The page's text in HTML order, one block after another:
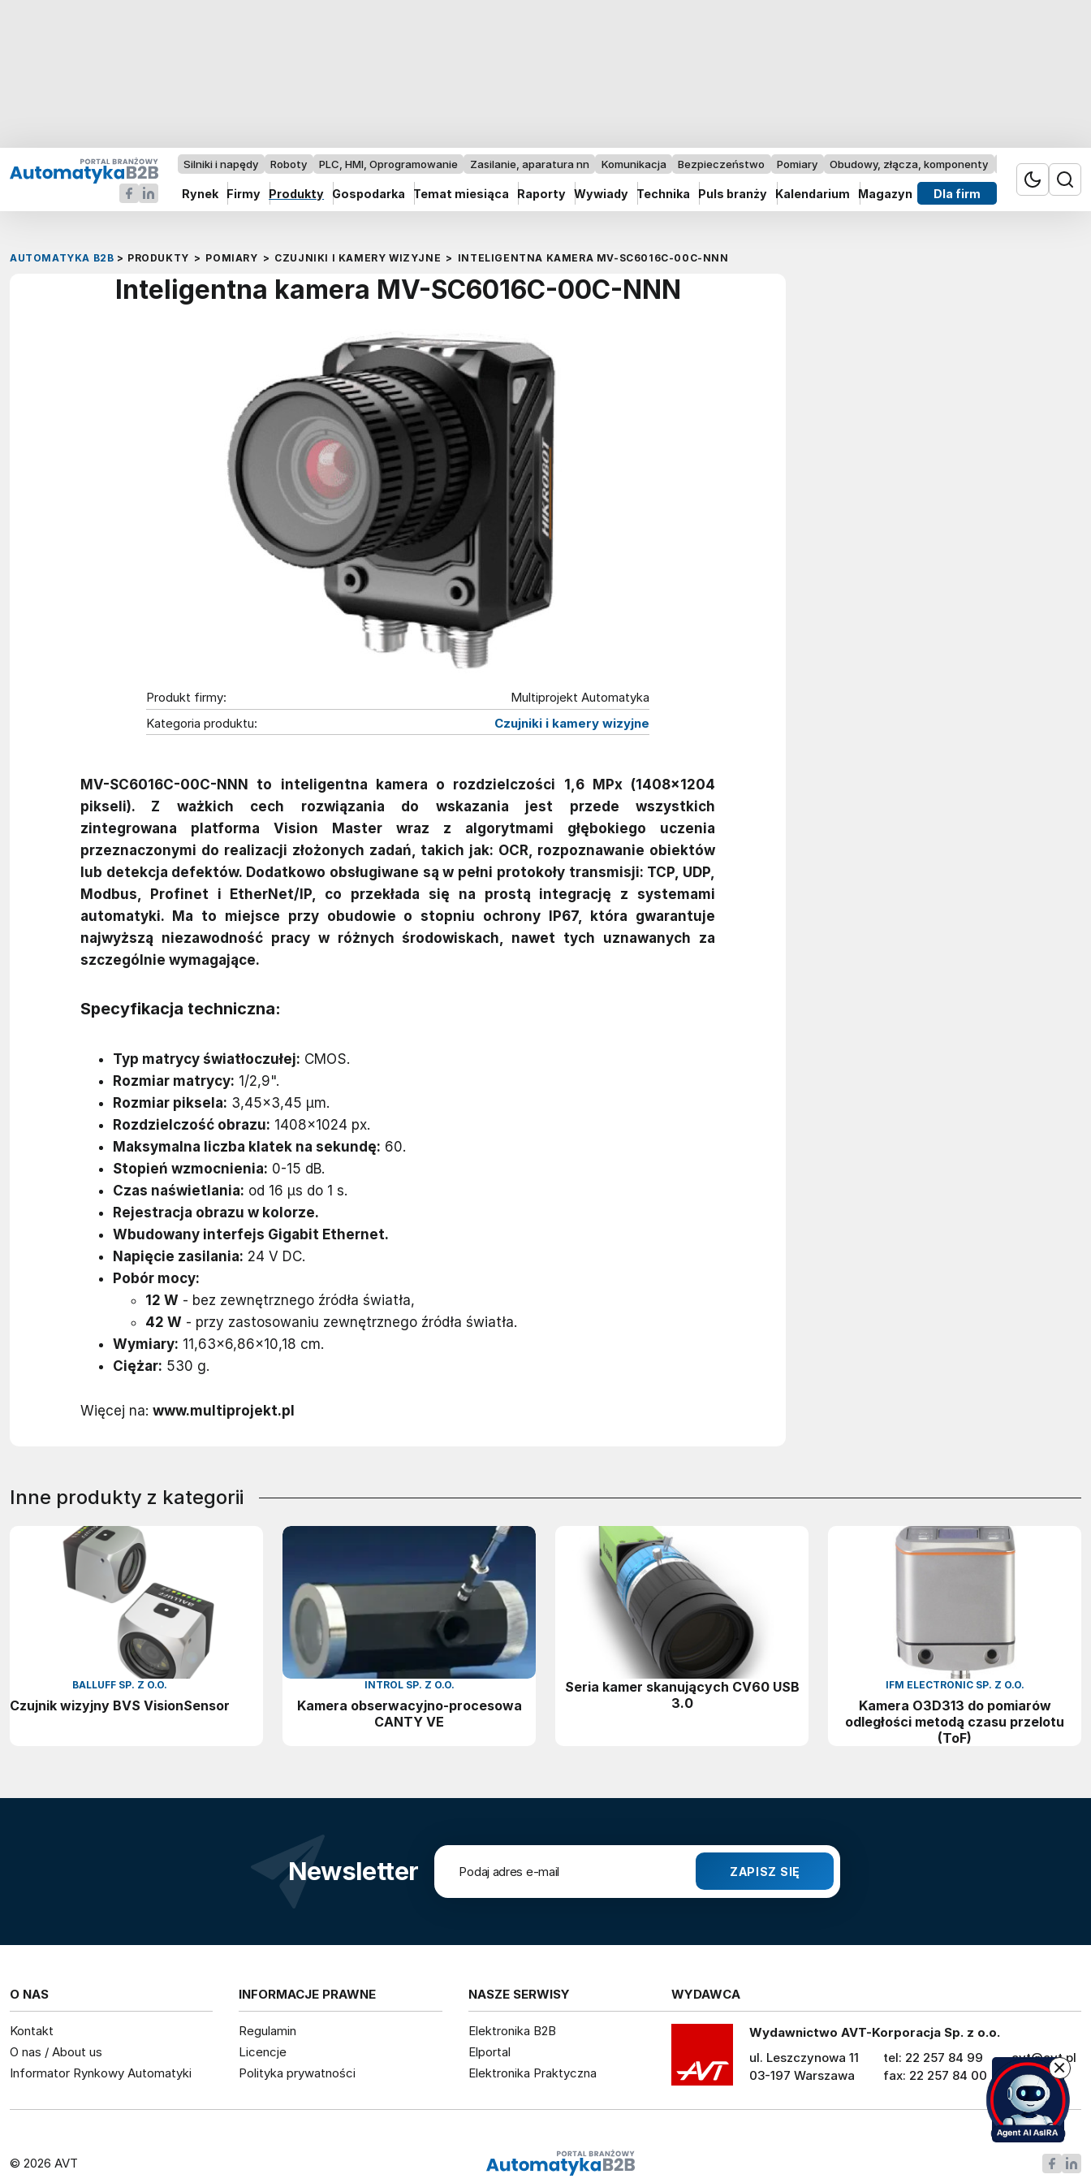
Silniki i napędy Roboty PLC, HMI, Oprogramowanie Zasilanie, aparatura nn Komunikacja Bezpieczeństwo Pomiary Obudowy, złącza, komponenty Przemysł 4.0
Rynek Firmy Produkty Gospodarka Temat miesiąca Raporty Wywiady Technika Puls branży Kalendarium Magazyn Dla firm
AUTOMATYKA B2B > PRODUKTY > POMIARY > CZUJNIKI I KAMERY WIZYJNE > INTELIGENTNA KAMERA MV-SC6016C-00C-NNN
Inteligentna kamera MV-SC6016C-00C-NNN
Produkt firmy:
Multiprojekt Automatyka
Kategoria produktu:
Czujniki i kamery wizyjne
MV-SC6016C-00C-NNN to inteligentna kamera o rozdzielczości 1,6 MPx (1408×1204
pikseli). Z ważkich cech rozwiązania do wskazania jest przede wszystkich
zintegrowana platforma Vision Master wraz z algorytmami głębokiego uczenia
przeznaczonymi do realizacji złożonych zadań, takich jak: OCR, rozpoznawanie obiektów
lub detekcja defektów. Dodatkowo obsługiwane są w pełni protokoły transmisji: TCP, UDP,
Modbus, Profinet i EtherNet/IP, co przekłada się na prostą integrację z systemami
automatyki. Ma to miejsce przy obudowie o stopniu ochrony IP67, która gwarantuje
najwyższą niezawodność pracy w różnych środowiskach, nawet tych uznawanych za
szczególnie wymagające.
Specyfikacja techniczna:
Typ matrycy światłoczułej: CMOS.
Rozmiar matrycy: 1/2,9".
Rozmiar piksela: 3,45×3,45 µm.
Rozdzielczość obrazu: 1408×1024 px.
Maksymalna liczba klatek na sekundę: 60.
Stopień wzmocnienia: 0-15 dB.
Czas naświetlania: od 16 μs do 1 s.
Rejestracja obrazu w kolorze.
Wbudowany interfejs Gigabit Ethernet.
Napięcie zasilania: 24 V DC.
Pobór mocy:
12 W - bez zewnętrznego źródła światła,
42 W - przy zastosowaniu zewnętrznego źródła światła.
Wymiary: 11,63×6,86×10,18 cm.
Ciężar: 530 g.
Więcej na: www.multiprojekt.pl
Inne produkty z kategorii
BALLUFF SP. Z O.O.
Czujnik wizyjny BVS VisionSensor
INTROL SP. Z O.O.
Kamera obserwacyjno-procesowa
CANTY VE
Seria kamer skanujących CV60 USB
3.0
IFM ELECTRONIC SP. Z O.O.
Kamera O3D313 do pomiarów
odległości metodą czasu przelotu
(ToF)
Newsletter
O NAS
Kontakt
O nas / About us
Informator Rynkowy Automatyki
INFORMACJE PRAWNE
Regulamin
Licencje
Polityka prywatności
NASZE SERWISY
Elektronika B2B
Elportal
Elektronika Praktyczna
WYDAWCA
Wydawnictwo AVT-Korporacja Sp. z o.o.
ul. Leszczynowa 11
03-197 Warszawa
tel: 22 257 84 99
fax: 22 257 84 00
avt@avt.pl
avt.pl
© 2026 AVT